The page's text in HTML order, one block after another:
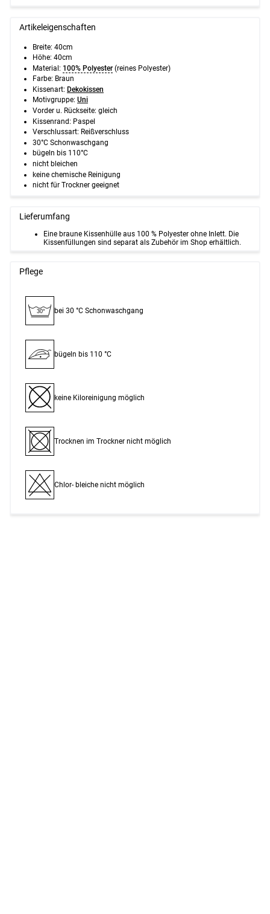
Artikeleigenschaften
Breite: 40cm
Höhe: 40cm
Material: 100% Polyester (reines Polyester)
Farbe: Braun
Kissenart: Dekokissen
Motivgruppe: Uni
Vorder u. Rückseite: gleich
Kissenrand: Paspel
Verschlussart: Reißverschluss
30°C Schonwaschgang
bügeln bis 110°C
nicht bleichen
keine chemische Reinigung
nicht für Trockner geeignet
Lieferumfang
Eine braune Kissenhülle aus 100 % Polyester ohne Inlett. Die
Kissenfüllungen sind separat als Zubehör im Shop erhältlich.
Pflege
30° bei 30 °C Schon­waschgang
bügeln bis 110 °C
keine Kiloreinigung möglich
Trocknen im Trockner nicht möglich
Chlor- bleiche nicht möglich